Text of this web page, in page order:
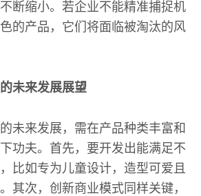
断缩小。若企业不能精准捕捉机
的产品，它们将面临被淘汰的风
未来发展展望
未来发展，需在产品种类丰富和
功夫。首先，要开发出能满足不
比如专为儿童设计，造型可爱且
其次，创新商业模式同样关键，